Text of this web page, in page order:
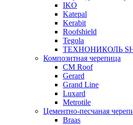
IKO
Katepal
Kerabit
Roofshield
Tegola
ТЕХНОНИКОЛЬ
Композитная черепица
CM Roof
Gerard
Grand Line
Luxard
Metrotile
Цементно-песчаная
Braas